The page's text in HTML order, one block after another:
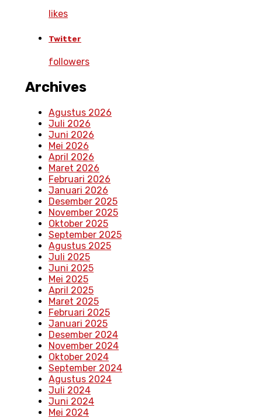
likes
Twitter
followers
Archives
Agustus 2026
Juli 2026
Juni 2026
Mei 2026
April 2026
Maret 2026
Februari 2026
Januari 2026
Desember 2025
November 2025
Oktober 2025
September 2025
Agustus 2025
Juli 2025
Juni 2025
Mei 2025
April 2025
Maret 2025
Februari 2025
Januari 2025
Desember 2024
November 2024
Oktober 2024
September 2024
Agustus 2024
Juli 2024
Juni 2024
Mei 2024